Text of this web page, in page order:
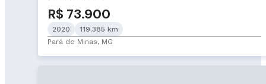
R$ 73.900
2020
119.385 km
Pará de Minas, MG